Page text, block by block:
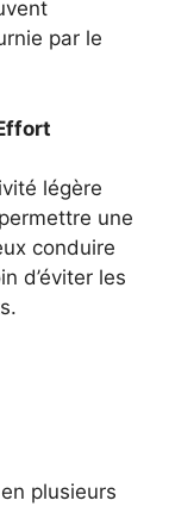
par le
légère
une
conduire
d’éviter les
plusieurs